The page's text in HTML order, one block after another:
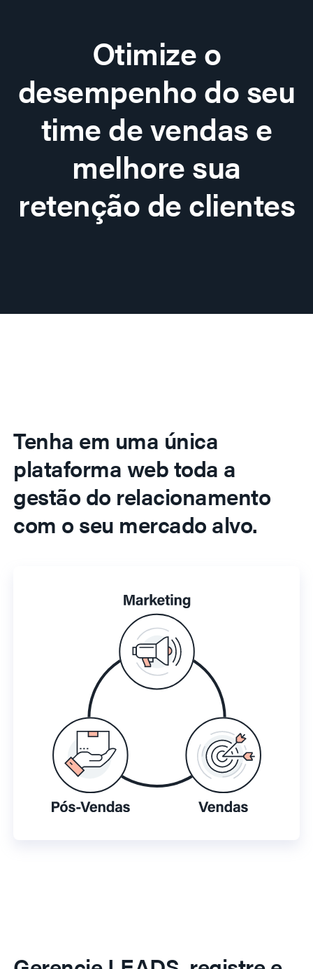
Otimize o
desempenho do seu
time de vendas e
melhore sua
retenção de clientes
Tenha em uma única
plataforma web toda a
gestão do relacionamento
com o seu mercado alvo.